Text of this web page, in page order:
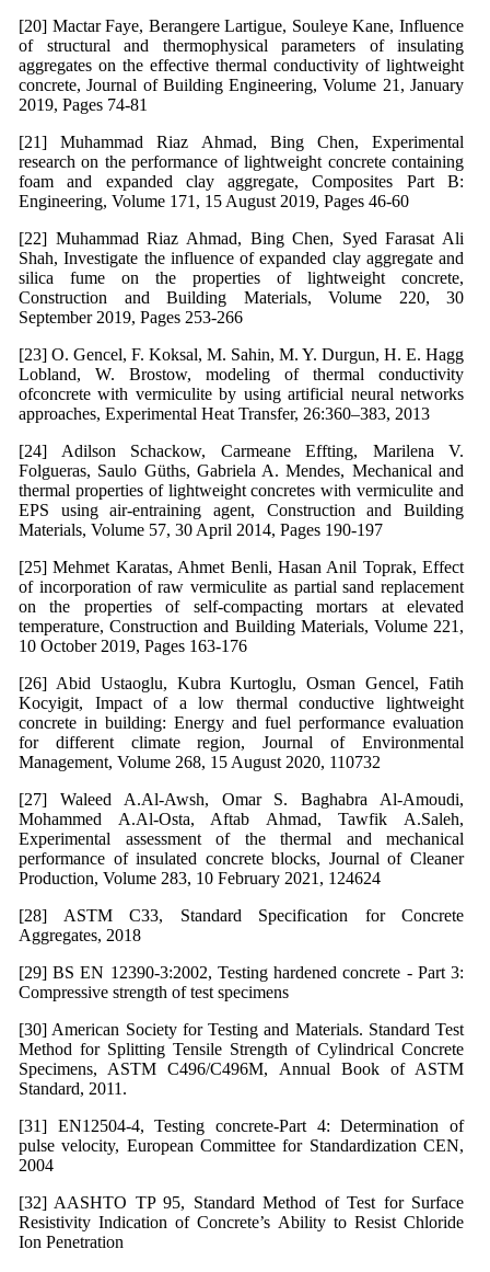
[20] Mactar Faye, Berangere Lartigue, Souleye Kane, Influence
of structural and thermophysical parameters of insulating
aggregates on the effective thermal conductivity of lightweight
concrete, Journal of Building Engineering, Volume 21, January
2019, Pages 74-81
[21] Muhammad Riaz Ahmad, Bing Chen, Experimental
research on the performance of lightweight concrete containing
foam and expanded clay aggregate, Composites Part B:
Engineering, Volume 171, 15 August 2019, Pages 46-60
[22] Muhammad Riaz Ahmad, Bing Chen, Syed Farasat Ali
Shah, Investigate the influence of expanded clay aggregate and
silica fume on the properties of lightweight concrete,
Construction and Building Materials, Volume 220, 30
September 2019, Pages 253-266
[23] O. Gencel, F. Koksal, M. Sahin, M. Y. Durgun, H. E. Hagg
Lobland, W. Brostow, modeling of thermal conductivity
ofconcrete with vermiculite by using artificial neural networks
approaches, Experimental Heat Transfer, 26:360–383, 2013
[24] Adilson Schackow, Carmeane Effting, Marilena V.
Folgueras, Saulo Güths, Gabriela A. Mendes, Mechanical and
thermal properties of lightweight concretes with vermiculite and
EPS using air-entraining agent, Construction and Building
Materials, Volume 57, 30 April 2014, Pages 190-197
[25] Mehmet Karatas, Ahmet Benli, Hasan Anil Toprak, Effect
of incorporation of raw vermiculite as partial sand replacement
on the properties of self-compacting mortars at elevated
temperature, Construction and Building Materials, Volume 221,
10 October 2019, Pages 163-176
[26] Abid Ustaoglu, Kubra Kurtoglu, Osman Gencel, Fatih
Kocyigit, Impact of a low thermal conductive lightweight
concrete in building: Energy and fuel performance evaluation
for different climate region, Journal of Environmental
Management, Volume 268, 15 August 2020, 110732
[27] Waleed A.Al-Awsh, Omar S. Baghabra Al-Amoudi,
Mohammed A.Al-Osta, Aftab Ahmad, Tawfik A.Saleh,
Experimental assessment of the thermal and mechanical
performance of insulated concrete blocks, Journal of Cleaner
Production, Volume 283, 10 February 2021, 124624
[28] ASTM C33, Standard Specification for Concrete
Aggregates, 2018
[29] BS EN 12390-3:2002, Testing hardened concrete - Part 3:
Compressive strength of test specimens
[30] American Society for Testing and Materials. Standard Test
Method for Splitting Tensile Strength of Cylindrical Concrete
Specimens, ASTM C496/C496M, Annual Book of ASTM
Standard, 2011.
[31] EN12504-4, Testing concrete-Part 4: Determination of
pulse velocity, European Committee for Standardization CEN,
2004
[32] AASHTO TP 95, Standard Method of Test for Surface
Resistivity Indication of Concrete’s Ability to Resist Chloride
Ion Penetration